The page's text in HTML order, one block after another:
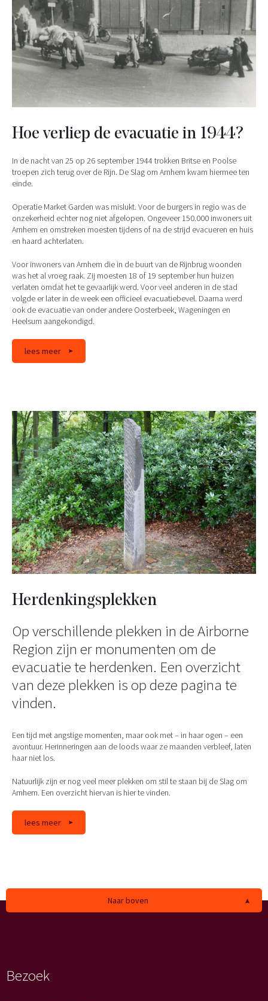
Hoe verliep de evacuatie in 1944?
In de nacht van 25 op 26 september 1944 trokken Britse en Poolse
troepen zich terug over de Rijn. De Slag om Arnhem kwam hiermee ten
einde.
Operatie Market Garden was mislukt. Voor de burgers in regio was de
onzekerheid echter nog niet afgelopen. Ongeveer 150.000 inwoners uit
Arnhem en omstreken moesten tijdens of na de strijd evacueren en huis
en haard achterlaten.
Voor inwoners van Arnhem die in de buurt van de Rijnbrug woonden
was het al vroeg raak. Zij moesten 18 of 19 september hun huizen
verlaten omdat het te gevaarlijk werd. Voor veel anderen in de stad
volgde er later in de week een officieel evacuatiebevel. Daarna werd
ook de evacuatie van onder andere Oosterbeek, Wageningen en
Heelsum aangekondigd.
lees meer
Herdenkingsplekken
Op verschillende plekken in de Airborne
Region zijn er monumenten om de
evacuatie te herdenken. Een overzicht
van deze plekken is op deze pagina te
vinden.
Een tijd met angstige momenten, maar ook met – in haar ogen – een
avontuur. Herinneringen aan de loods waar ze maanden verbleef, laten
haar niet los.
Natuurlijk zijn er nog veel meer plekken om stil te staan bij de Slag om
Arnhem. Een overzicht hiervan is hier te vinden.
lees meer
Naar boven
Bezoek